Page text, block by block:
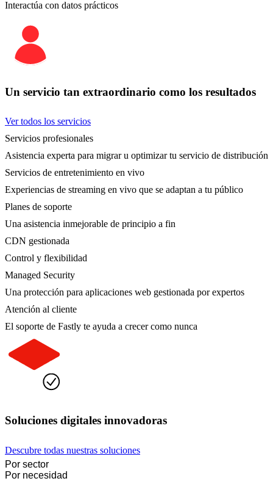
Interactúa con datos prácticos
Un servicio tan extraordinario como los resultados
Ver todos los servicios
Servicios profesionales
Asistencia experta para migrar u optimizar tu servicio de distribución
Servicios de entretenimiento en vivo
Experiencias de streaming en vivo que se adaptan a tu público
Planes de soporte
Una asistencia inmejorable de principio a fin
CDN gestionada
Control y flexibilidad
Managed Security
Una protección para aplicaciones web gestionada por expertos
Atención al cliente
El soporte de Fastly te ayuda a crecer como nunca
Soluciones digitales innovadoras
Descubre todas nuestras soluciones
Por sector
Por necesidad